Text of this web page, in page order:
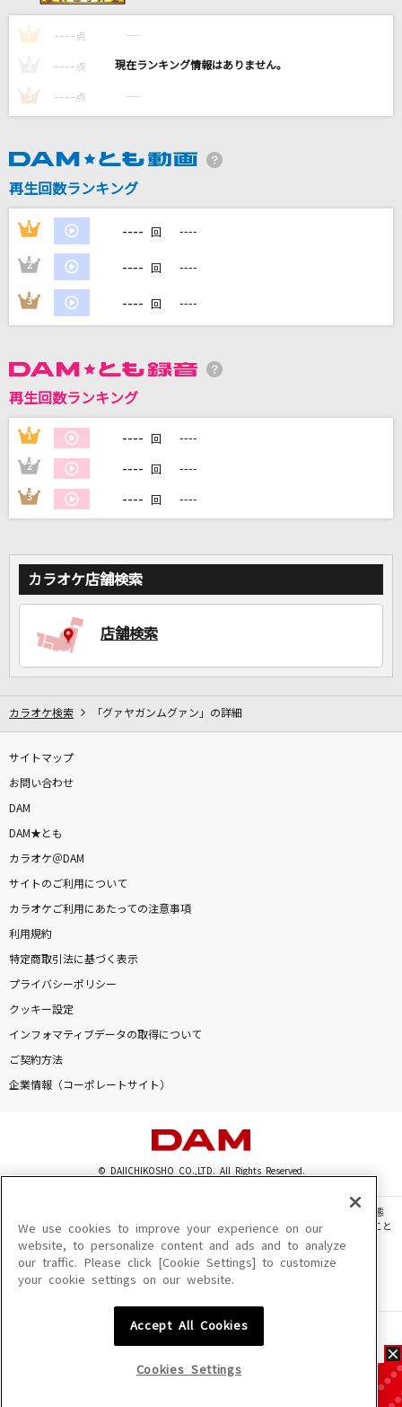
抜錨
ナナホシ管弦楽団 feat.巡音ルカ
Aimer(エメ)
中森明菜
[生音]ボクノート
スキマスイッチ
玉置浩二
aiko
かくれんぼ
優里
カラオケをもっと楽しもう！
1 ---- 点 ----
---- 点 ----
3 ---- 点 ----
再生回数ランキング
1 ---- 回 ----
2 ---- 回 ----
3 ---- 回 ----
再生回数ランキング
1 ---- 回 ----
2 ---- 回 ----
3 ---- 回 ----
カラオケ店舗検索
店舗検索
カラオケ検索 「グァヤガンムグァン」の詳細
サイトマップ
お問い合わせ
DAM
DAM★とも
カラオケ＠DAM
サイトのご利用について
カラオケご利用にあたっての注意事項
利用規約
特定商取引法に基づく表示
プライバシーポリシー
クッキー設定
インフォマティブデータの取得について
ご契約方法
企業情報（コーポレートサイト）
© DAIICHIKOSHO CO.,LTD. All Rights Reserved.
このサイトに掲載されている一切の文章・画像・写真・動画・音声等を、手段や形態
を問わず、著作権法の定める範囲を超えて無断で複製、転載、ファイル化などすること
を禁じます。
楽曲及びコンテンツは、機種によりご利用いただけない場合があります。
楽曲及びコンテンツの配信日、配信内容が変更になる場合があります。
We use cookies to improve your experience on our
website, to personalize content and ads and to analyze
our traffic. Please click [Cookie Settings] to customize
your cookie settings on our website.
Accept All Cookies
Cookies Settings